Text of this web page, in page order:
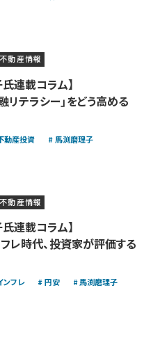
不動産情報
連載コラム】
テラシー」をどう高める
動産投資 馬渕磨理子
不動産情報
連載コラム】
レ時代、投資家が評価する
ンフレ 円安 馬渕磨理子